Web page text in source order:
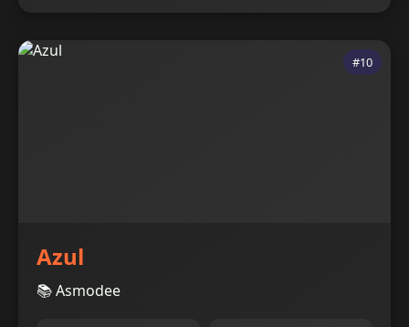
#10
Azul
📚 Asmodee